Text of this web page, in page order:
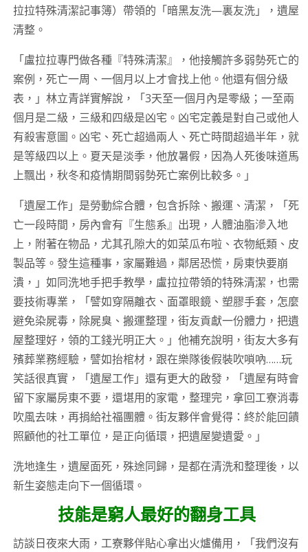
拉拉特殊清潔記事簿）帶領的「暗黑友洗—裏友洗」，遺屋
清整。
「盧拉拉專門做各種『特殊清潔』，他接觸許多弱勢死亡的
案例，死亡一周、一個月以上才會找上他。他還有個分級
表，」林立青詳實解說，「3天至一個月內是零級；一至兩
個月是二級，三級和四級是凶宅。凶宅定義是對自己或他人
有殺害意圖。凶宅、死亡超過兩人、死亡時間超過半年，就
是等級四以上。夏天是淡季，他放暑假，因為人死後味道馬
上飄出，秋冬和疫情期間弱勢死亡案例比較多。」
「遺屋工作」是勞動綜合體，包含拆除、搬運、清潔，「死
亡一段時間，房內會有『生態系』出現，人體油脂滲入地
上，附著在物品，尤其孔隙大的如菜瓜布啦、衣物紙類、皮
製品等。發生這種事，家屬難過，鄰居恐慌，房東快要崩
潰，」如同洗地手把手教學，盧拉拉帶領的特殊清潔，也需
要技術專業，「譬如穿隔離衣、面罩眼鏡、塑膠手套，怎麼
避免染屍毒，除屍臭、搬運整理，街友貢獻一份體力，把遺
屋整理好，領的工錢光明正大。」他補充說明，街友大多有
殯葬業務經驗，譬如抬棺材，跟在樂隊後假裝吹嗩吶……玩
笑話很真實，「遺屋工作」還有更大的啟發，「遺屋有時會
留下家屬房東不要，還堪用的家電，整理完，拿回工寮消毒
吹風去味，再捐給社福團體。街友夥伴會覺得：終於能回饋
照顧他的社工單位，是正向循環，把遺屋變遺愛。」
洗地逢生，遺屋面死，殊途同歸，是都在清洗和整理後，以
新生姿態走向下一個循環。
技能是窮人最好的翻身工具
訪談日夜來大雨，工寮夥伴貼心拿出火爐備用，「我們沒有